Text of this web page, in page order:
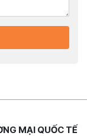
MẠI QUỐC TẾ